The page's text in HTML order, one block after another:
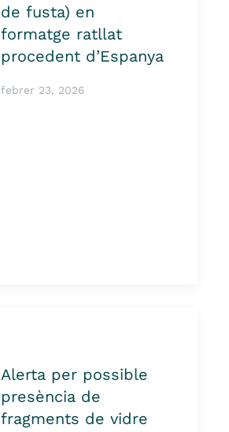
de fusta) en
formatge ratllat
procedent d’Espanya
febrer 23, 2026
Alerta per possible
presència de
fragments de vidre